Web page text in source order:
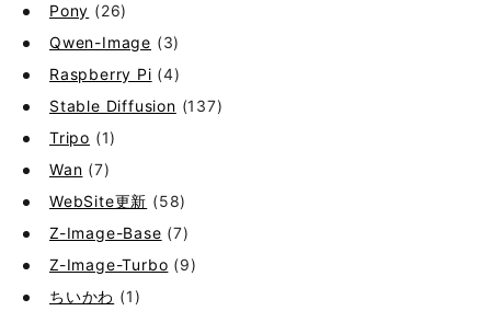
Pony (26)
Qwen-Image (3)
Raspberry Pi (4)
Stable Diffusion (137)
Tripo (1)
Wan (7)
WebSite更新 (58)
Z-Image-Base (7)
Z-Image-Turbo (9)
ちいかわ (1)